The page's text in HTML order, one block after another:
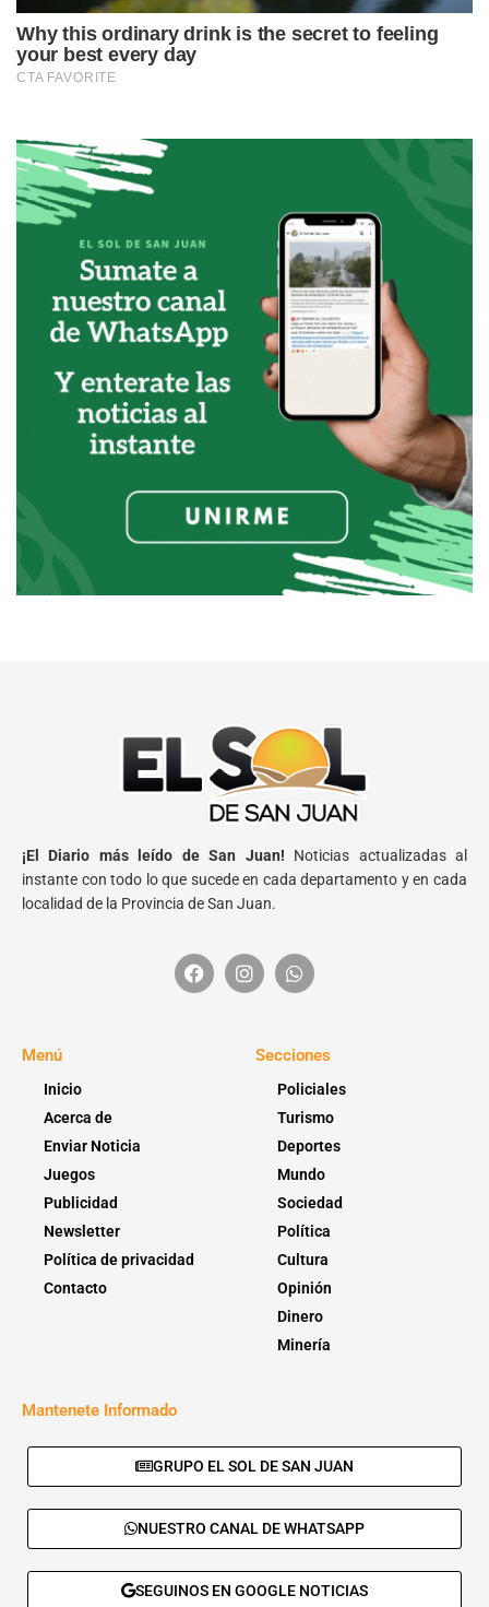
¡El Diario más leído de San Juan! Noticias actualizadas al
instante con todo lo que sucede en cada departamento y en cada
localidad de la Provincia de San Juan.
Menú
Inicio
Acerca de
Enviar Noticia
Juegos
Publicidad
Newsletter
Política de privacidad
Contacto
Secciones
Policiales
Turismo
Deportes
Mundo
Sociedad
Política
Cultura
Opinión
Dinero
Minería
Mantenete Informado
GRUPO EL SOL DE SAN JUAN
NUESTRO CANAL DE WHATSAPP
SEGUINOS EN GOOGLE NOTICIAS